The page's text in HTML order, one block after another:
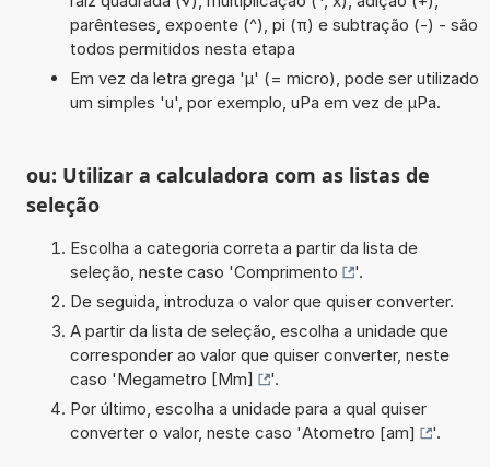
parênteses, expoente (^), pi (π) e subtração (-) - são
todos permitidos nesta etapa
Em vez da letra grega 'µ' (= micro), pode ser utilizado
um simples 'u', por exemplo, uPa em vez de µPa.
ou: Utilizar a calculadora com as listas de
seleção
Escolha a categoria correta a partir da lista de
seleção, neste caso 'Comprimento
'.
De seguida, introduza o valor que quiser converter.
A partir da lista de seleção, escolha a unidade que
corresponder ao valor que quiser converter, neste
caso 'Megametro [Mm]
'.
Por último, escolha a unidade para a qual quiser
converter o valor, neste caso 'Atometro [am] '.